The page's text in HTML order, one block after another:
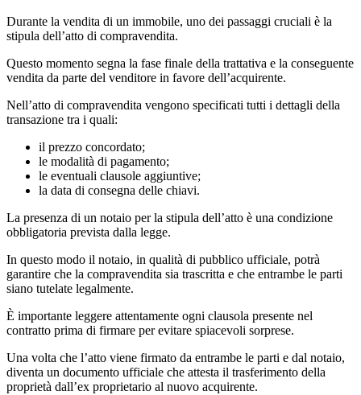
Durante la vendita di un immobile, uno dei passaggi cruciali è la
stipula dell’atto di compravendita.
Questo momento segna la fase finale della trattativa e la conseguente
vendita da parte del venditore in favore dell’acquirente.
Nell’atto di compravendita vengono specificati tutti i dettagli della
transazione tra i quali:
il prezzo concordato;
le modalità di pagamento;
le eventuali clausole aggiuntive;
la data di consegna delle chiavi.
La presenza di un notaio per la stipula dell’atto è una condizione
obbligatoria prevista dalla legge.
In questo modo il notaio, in qualità di pubblico ufficiale, potrà
garantire che la compravendita sia trascritta e che entrambe le parti
siano tutelate legalmente.
È importante leggere attentamente ogni clausola presente nel
contratto prima di firmare per evitare spiacevoli sorprese.
Una volta che l’atto viene firmato da entrambe le parti e dal notaio,
diventa un documento ufficiale che attesta il trasferimento della
proprietà dall’ex proprietario al nuovo acquirente.